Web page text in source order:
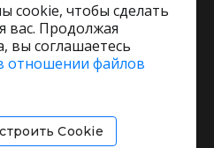
соглашение
информировании
cookie, чтобы сделать
вас. Продолжая
вы соглашаетесь
отношении файлов
Cookie